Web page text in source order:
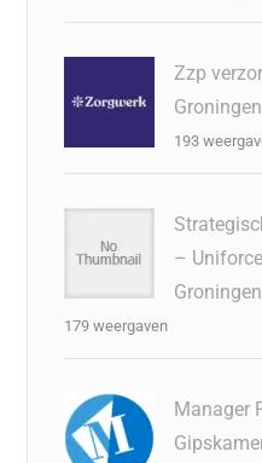
Zzp
Groningen
193
–
Groningen
179 weergaven
Manager